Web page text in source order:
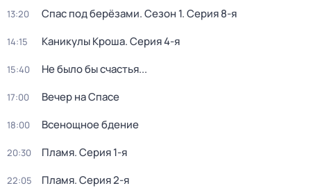
13:20 Спас под берёзами. Сезон 1. Серия 8-я
14:15 Каникулы Кроша. Серия 4-я
15:40 Не было бы счастья...
17:00 Вечер на Спасе
18:00 Всенощное бдение
20:30 Пламя. Серия 1-я
22:05 Пламя. Серия 2-я